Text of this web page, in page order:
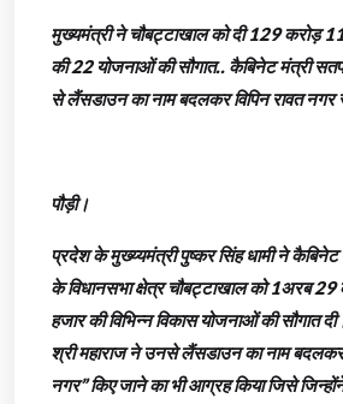
मुख्यमंत्री ने चौबट्टाखाल को दी 129 करोड़
की 22 योजनाओं की सौगात.. कैबिनेट मंत्री
से लैंसडाउन का नाम बदलकर विपिन रावत नगर
पौड़ी।
प्रदेश के मुख्य्यमंत्री पुष्कर सिंह धामी ने कैबिनेट
के विधानसभा क्षेत्र चौबट्टाखाल को 1अरब
हजार की विभिन्न विकास योजनाओं की सौगात
श्री महाराज ने उनसे लैंसडाउन का नाम बदलकर
नगर” किए जाने का भी आग्रह किया जिसे